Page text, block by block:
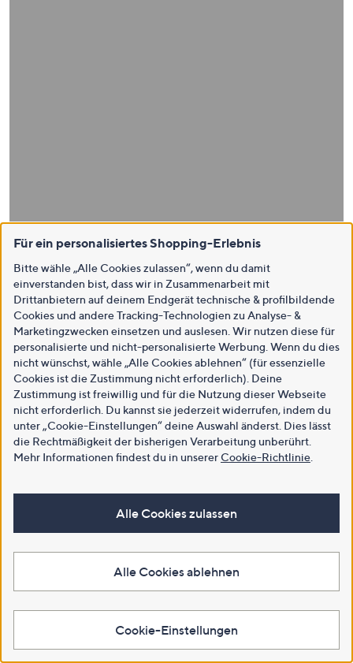
Für ein personalisiertes Shopping-Erlebnis
Bitte wähle „Alle Cookies zulassen“, wenn du damit
einverstanden bist, dass wir in Zusammenarbeit mit
Drittanbietern auf deinem Endgerät technische & profilbildende
Cookies und andere Tracking-Technologien zu Analyse- &
Marketingzwecken einsetzen und auslesen. Wir nutzen diese für
personalisierte und nicht-personalisierte Werbung. Wenn du dies
nicht wünschst, wähle „Alle Cookies ablehnen“ (für essenzielle
Cookies ist die Zustimmung nicht erforderlich). Deine
Zustimmung ist freiwillig und für die Nutzung dieser Webseite
nicht erforderlich. Du kannst sie jederzeit widerrufen, indem du
unter „Cookie-Einstellungen“ deine Auswahl änderst. Dies lässt
die Rechtmäßigkeit der bisherigen Verarbeitung unberührt.
Mehr Informationen findest du in unsererCookie-Richtlinie
Alle Cookies zulassen
Alle Cookies ablehnen
Cookie-Einstellungen